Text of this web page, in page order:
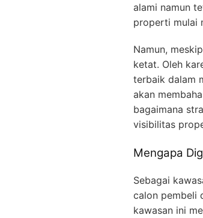
alami namun
properti mulai
Namun,
ketat. Oleh
terbaik dalam
akan
bagaimana
visibilitas
Mengapa
Sebagai
calon pembeli
kawasan ini